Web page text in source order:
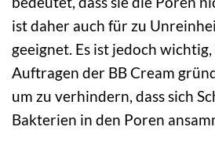
ist daher auch für zu
geeignet. Es ist jedoch
Auftragen der BB Cream
um zu verhindern, dass sich
Bakterien in den Poren